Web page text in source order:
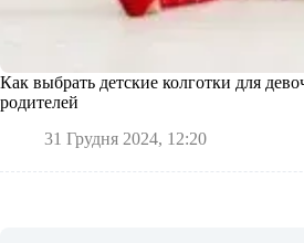
Как выбрать детские колготки для
родителей
31 Грудня 2024, 12:20